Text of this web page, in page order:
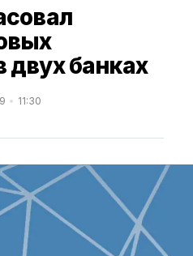
банках
11:30